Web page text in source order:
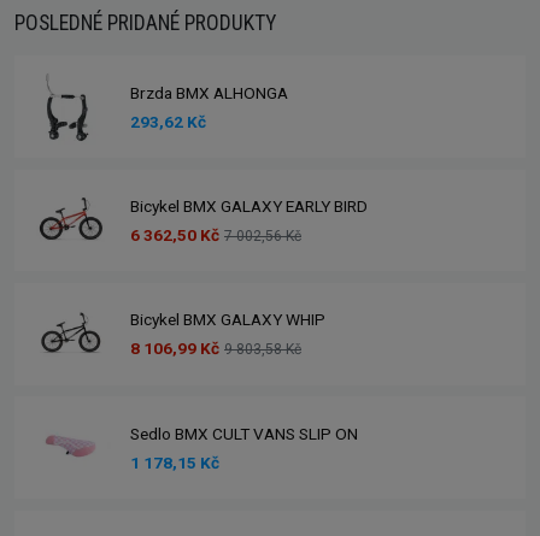
POSLEDNÉ PRIDANÉ PRODUKTY
Brzda BMX ALHONGA
293,62 Kč
Bicykel BMX GALAXY EARLY BIRD
6 362,50 Kč 7 002,56 Kč
Bicykel BMX GALAXY WHIP
8 106,99 Kč 9 803,58 Kč
Sedlo BMX CULT VANS SLIP ON
1 178,15 Kč